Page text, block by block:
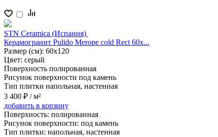
STN Ceramica (Испания)
Керамогранит Pulido Merope cold Rect 60x...
Размер (см): 60x120
Цвет: серый
Поверхность полированная
Рисунок поверхности под камень
Тип плитки напольная, настенная
3 400 ₽ / м²
добавить в корзину
Поверхность: полированная
Рисунок поверхности: под камень
Тип плитки: напольная, настенная